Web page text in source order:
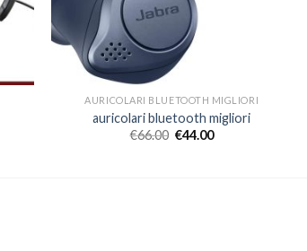
AURICOLARI BLUETOOTH MIGLIORI
auricolari bluetooth migliori
€66.00 €44.00